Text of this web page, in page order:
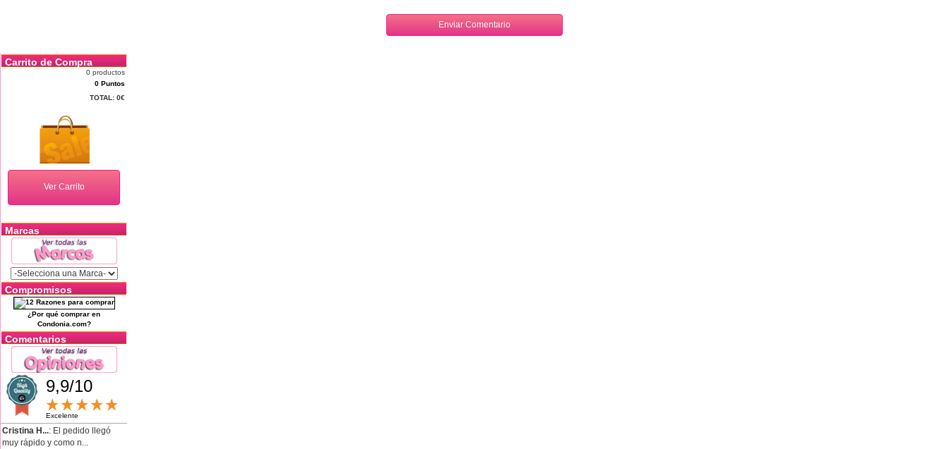
Carrito de Compra
0 productos
0 Puntos
TOTAL: 0€
Marcas
Compromisos
¿Por qué comprar en
Condonia.com?
Comentarios
9,9/10
Excelente
Cristina H...: El pedido llegó
muy rápido y como n...